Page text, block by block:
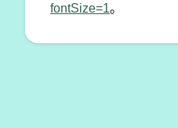
fontSize=1。